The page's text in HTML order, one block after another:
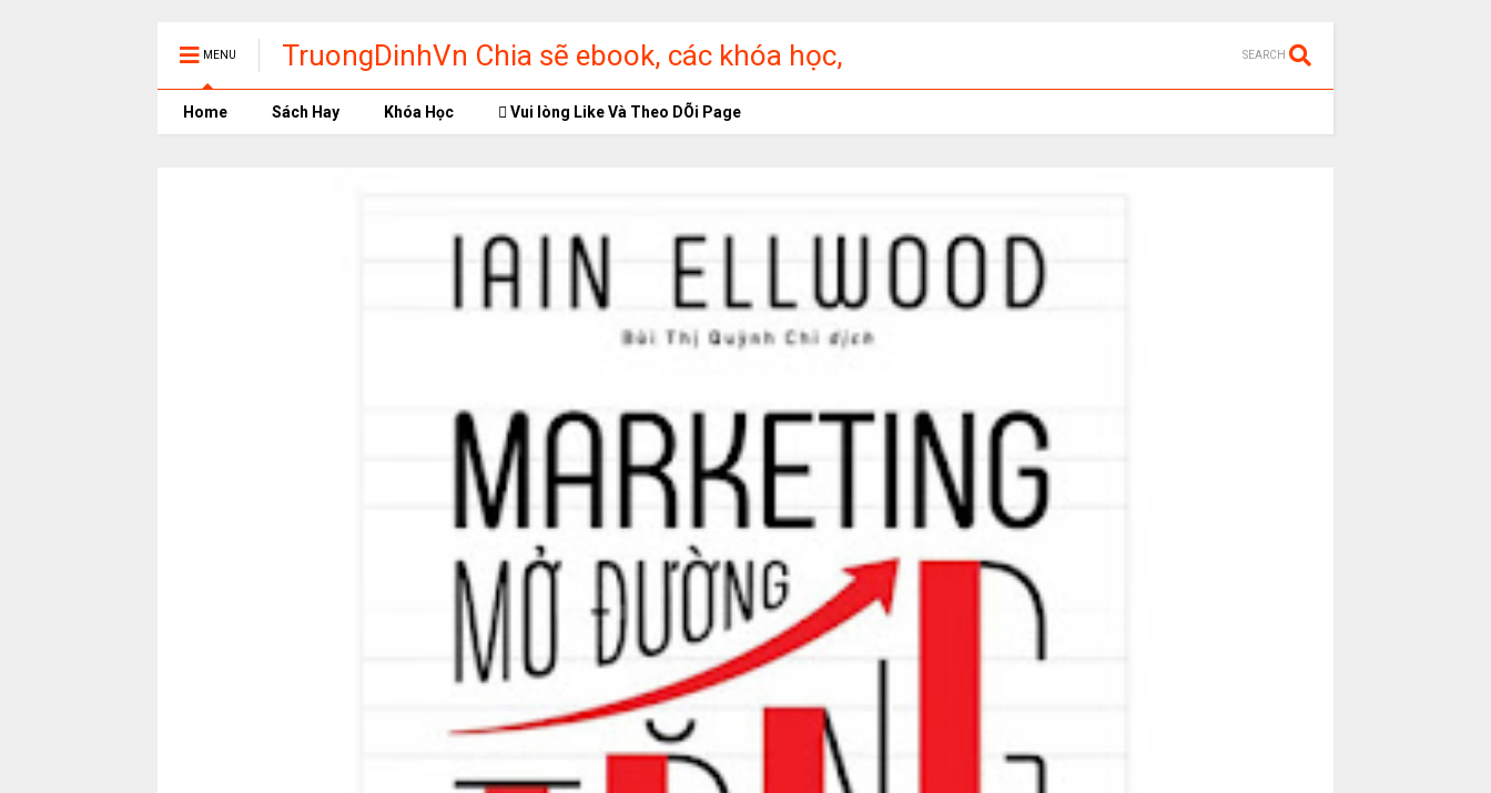
MENU
TruongDinhVn Chia sẽ ebook, các khóa học,
phần mềm học tập miễn phí
SEARCH
Home Sách Hay Khóa Học Vui lòng Like Và Theo DÕi Page